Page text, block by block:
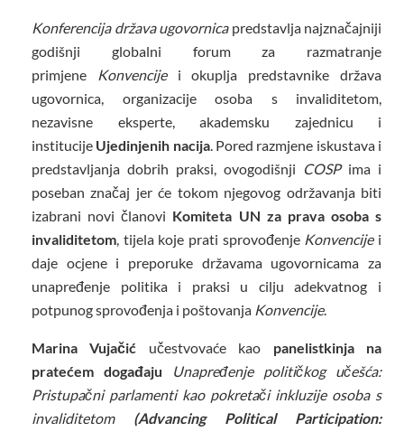
Konferencija država ugovornicapredstavlja najznačajniji
godišnji globalni forum za razmatranje
primjene
Konvencije i okuplja predstavnike država
ugovornica, organizacije osoba s invaliditetom,
nezavisne eksperte, akademsku zajednicu i
institucije Ujedinjenih nacija. Pored razmjene iskustava i
predstavljanja dobrih praksi, ovogodišnji COSPima i
poseban značaj jer će tokom njegovog održavanja biti
izabrani novi članovi Komiteta UN za prava osoba s
invaliditetom, tijela koje prati sprovođenje Konvencijei
daje ocjene i preporuke državama ugovornicama za
unapređenje politika i praksi u cilju adekvatnog i
potpunog sprovođenja i poštovanja Konvencije.
Marina Vujačić učestvovaće kao panelistkinja na
pratećem događaju
Unapređenje političkog učešća:
Pristupačni parlamenti kao pokretači inkluzije osoba s
invaliditetom
(Advancing Political Participation: